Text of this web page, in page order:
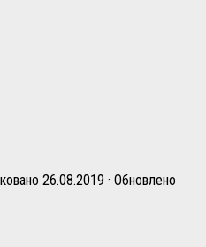
26.08.2019 · Обновлено